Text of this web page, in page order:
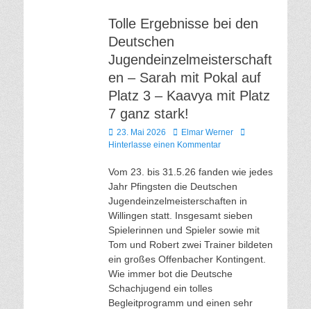
Tolle Ergebnisse bei den
Deutschen
Jugendeinzelmeisterschaft
en – Sarah mit Pokal auf
Platz 3 – Kaavya mit Platz
7 ganz stark!
Veröffentlicht
am
23. Mai 2026 AutorElmar Werner
Hinterlasse einen Kommentar
Vom 23. bis 31.5.26 fanden wie jedes
Jahr Pfingsten die Deutschen
Jugendeinzelmeisterschaften in
Willingen statt. Insgesamt sieben
Spielerinnen und Spieler sowie mit
Tom und Robert zwei Trainer bildeten
ein großes Offenbacher Kontingent.
Wie immer bot die Deutsche
Schachjugend ein tolles
Begleitprogramm und einen sehr